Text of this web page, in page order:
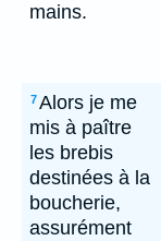
mains.
7Alors je me
mis à paître
les brebis
destinées à la
boucherie,
assurément